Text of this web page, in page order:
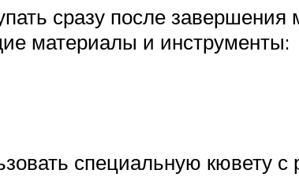
сразу после
материалы и инструменты:
специальную кювету с